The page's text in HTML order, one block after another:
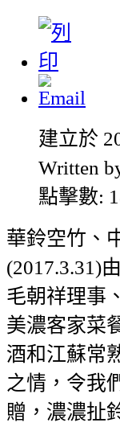
建立於
Written
點擊數:
華鈴空竹、
(2017.3.31)
毛朝祥理事
美濃客家菜
酒和江蘇常
之情，令我
贈，濃濃扯